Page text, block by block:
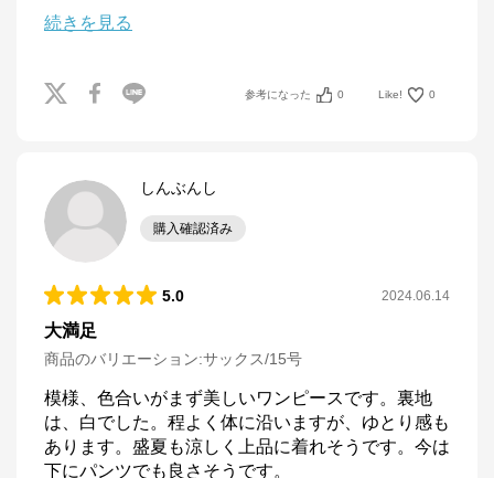
続きを見る
参考になった 0 Like! 0
しんぶんし
購入確認済み
5.0 2024.06.14
大満足
商品のバリエーション:サックス/15号
模様、色合いがまず美しいワンピースです。裏地
は、白でした。程よく体に沿いますが、ゆとり感も
あります。盛夏も涼しく上品に着れそうです。今は
下にパンツでも良さそうです。